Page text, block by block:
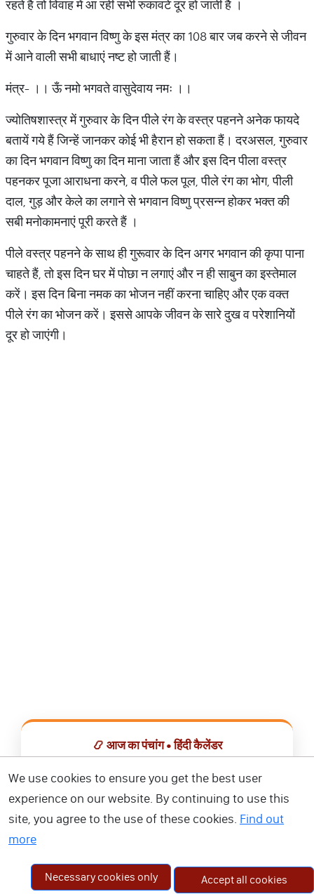
रहते है तो विवाह में आ रही सभी रुकावटे दूर हो जाती है ।
गुरुवार के दिन भगवान विष्णु के इस मंत्र का 108 बार जब करने से जीवन
में आने वाली सभी बाधाएं नष्ट हो जाती हैं।
मंत्र- ।। ऊँ नमो भगवते वासुदेवाय नमः ।।
ज्योतिषशास्त्र में गुरुवार के दिन पीले रंग के वस्त्र पहनने अनेक फायदे
बतायें गये हैं जिन्हें जानकर कोई भी हैरान हो सकता हैं। दरअसल, गुरुवार
का दिन भगवान विष्णु का दिन माना जाता हैं और इस दिन पीला वस्त्र
पहनकर पूजा आराधना करने, व पीले फल पूल, पीले रंग का भोग, पीली
दाल, गुड़ और केले का लगाने से भगवान विष्णु प्रसन्न होकर भक्त की
सबी मनोकामनाएं पूरी करते हैं ।
पीले वस्त्र पहनने के साथ ही गुरूवार के दिन अगर भगवान की कृपा पाना
चाहते हैं, तो इस दिन घर में पोछा न लगाएं और न ही साबुन का इस्तेमाल
करें। इस दिन बिना नमक का भोजन नहीं करना चाहिए और एक वक्त
पीले रंग का भोजन करें। इससे आपके जीवन के सारे दुख व परेशानियों
दूर हो जाएंगी।
📿 आज का पंचांग • हिंदी कैलेंडर
📅 हिंदी कैलेंडर ऐप डाउनलोड करें
We use cookies to ensure you get the best user
experience on our website. By continuing to use this
site, you agree to the use of these cookies. Find out
more
Necessary cookies only Accept all cookies